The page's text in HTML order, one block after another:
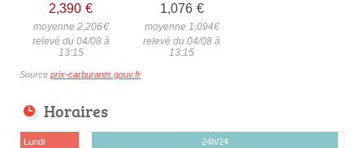
2,390 €
moyenne 2,206€
relevé du 04/08 à
13:15
1,076 €
moyenne 1,094€
relevé du 04/08 à
13:15
Source prix-carburants.gouv.fr
Horaires
Lundi
24h/24